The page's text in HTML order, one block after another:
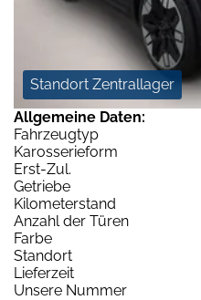
Standort Zentrallager
Allgemeine Daten:
Fahrzeugtyp
Karosserieform
Erst-Zul.
Getriebe
Kilometerstand
Anzahl der Türen
Farbe
Standort
Lieferzeit
Unsere Nummer